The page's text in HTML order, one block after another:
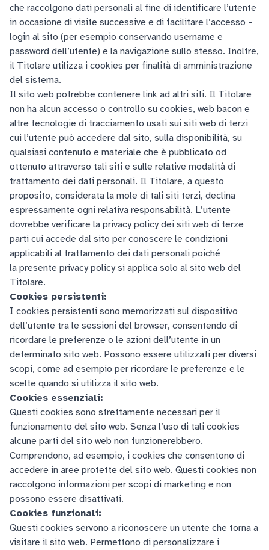
che raccolgono dati personali al fine di identificare l’utente
in occasione di visite successive e di facilitare l’accesso –
login al sito (per esempio conservando username e
password dell’utente) e la navigazione sullo stesso. Inoltre,
il Titolare utilizza i cookies per finalità di amministrazione
del sistema.
Il sito web potrebbe contenere link ad altri siti. Il Titolare
non ha alcun accesso o controllo su cookies, web bacon e
altre tecnologie di tracciamento usati sui siti web di terzi
cui l’utente può accedere dal sito, sulla disponibilità, su
qualsiasi contenuto e materiale che è pubblicato od
ottenuto attraverso tali siti e sulle relative modalità di
trattamento dei dati personali. Il Titolare, a questo
proposito, considerata la mole di tali siti terzi, declina
espressamente ogni relativa responsabilità. L’utente
dovrebbe verificare la privacy policy dei siti web di terze
parti cui accede dal sito per conoscere le condizioni
applicabili al trattamento dei dati personali poiché
la presente privacy policy si applica solo al sito web del
Titolare.
Cookies persistenti:
I cookies persistenti sono memorizzati sul dispositivo
dell’utente tra le sessioni del browser, consentendo di
ricordare le preferenze o le azioni dell’utente in un
determinato sito web. Possono essere utilizzati per diversi
scopi, come ad esempio per ricordare le preferenze e le
scelte quando si utilizza il sito web.
Cookies essenziali:
Questi cookies sono strettamente necessari per il
funzionamento del sito web. Senza l’uso di tali cookies
alcune parti del sito web non funzionerebbero.
Comprendono, ad esempio, i cookies che consentono di
accedere in aree protette del sito web. Questi cookies non
raccolgono informazioni per scopi di marketing e non
possono essere disattivati.
Cookies funzionali:
Questi cookies servono a riconoscere un utente che torna a
visitare il sito web. Permettono di personalizzare i